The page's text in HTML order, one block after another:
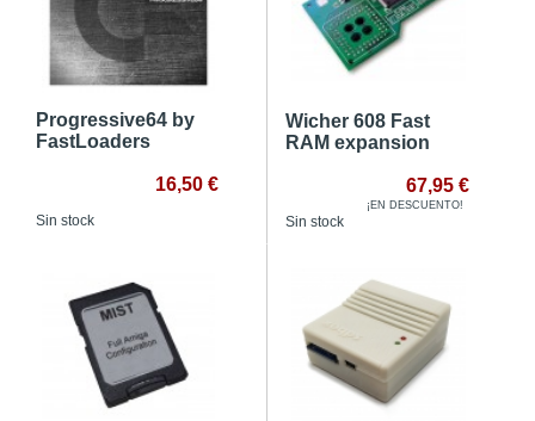
Progressive64 by
FastLoaders
16,50 €
Sin stock
Wicher 608 Fast
RAM expansion
67,95 €
¡EN DESCUENTO!
Sin stock